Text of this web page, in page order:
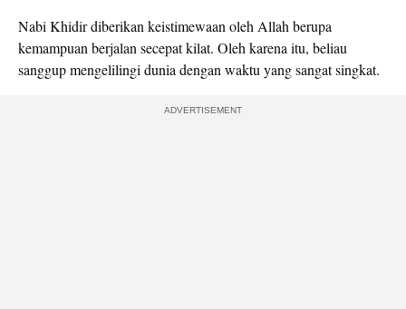
Nabi Khidir diberikan keistimewaan oleh Allah berupa
kemampuan berjalan secepat kilat. Oleh karena itu, beliau
sanggup mengelilingi dunia dengan waktu yang sangat singkat.
ADVERTISEMENT